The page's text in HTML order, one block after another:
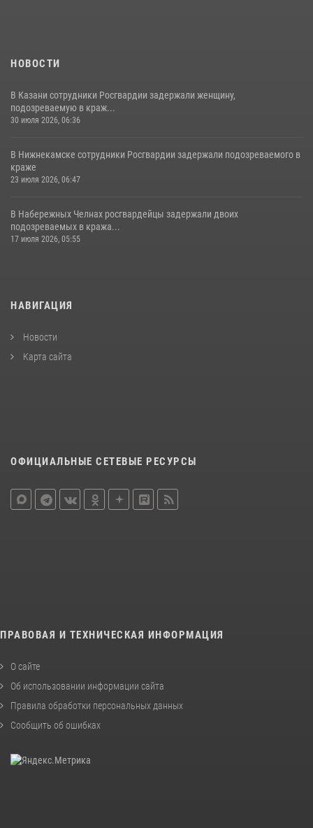
НОВОСТИ
В Казани сотрудники Росгвардии задержали женщину,
подозреваемую в краж...
30 июля 2026, 06:36
В Нижнекамске сотрудники Росгвардии задержали подозреваемого в
краже
23 июля 2026, 06:47
В Набережных Челнах росгвардейцы задержали двоих
подозреваемых в кража...
17 июля 2026, 05:55
НАВИГАЦИЯ
Новости
Карта сайта
ОФИЦИАЛЬНЫЕ СЕТЕВЫЕ РЕСУРСЫ
ПРАВОВАЯ И ТЕХНИЧЕСКАЯ ИНФОРМАЦИЯ
О сайте
Об использовании информации сайта
Правила обработки персональных данных
Сообщить об ошибках